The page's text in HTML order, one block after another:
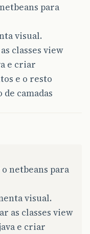
para
visual.
classes view
e criar
e o resto
camadas
netbeans para
visual.
as classes view
e criar